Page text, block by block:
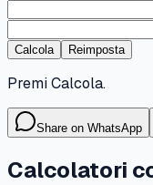
Calcola Reimposta
Premi Calcola.
Share on WhatsApp
Calcolatori